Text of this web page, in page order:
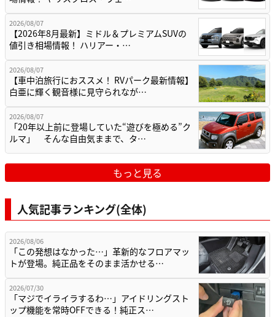
2026/08/07
【2026年8月最新】ミドル＆プレミアムSUVの
値引き相場情報！ ハリアー・…
2026/08/07
【車中泊旅行におススメ！ RVパーク最新情報】
白亜に輝く観音様に見守られなが…
2026/08/07
「20年以上前に登場していた“遊びを極める”ク
ルマ」 そんな自由気ままで、タ…
もっと見る
人気記事ランキング(全体)
2026/08/06
「この発想はなかった…」革新的なフロアマッ
トが登場。純正品をそのまま活かせる…
2026/07/30
「マジでイライラするわ…」アイドリングスト
ップ機能を常時OFFできる！純正ス…